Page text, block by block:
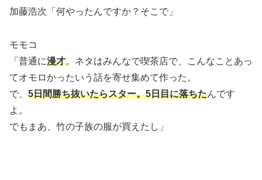
加藤浩次「何やったんですか？そこで」
モモコ
「普通に漫才。ネタはみんなで喫茶店で、こんなことあっ
てオモロかったいう話を寄せ集めて作った。
で、 5日間勝ち抜いたらスター。5日目に落ちたんです
よ。
でもまあ、竹の子族の服が買えたし」